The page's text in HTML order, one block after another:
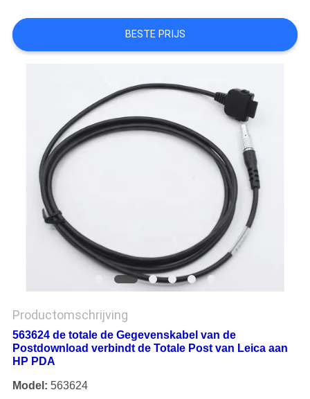
PRIVACY
BESTE PRIJS
Productomschrijving
563624 de totale de Gegevenskabel van de
Postdownload verbindt de Totale Post van Leica aan
HP PDA
Model: 563624